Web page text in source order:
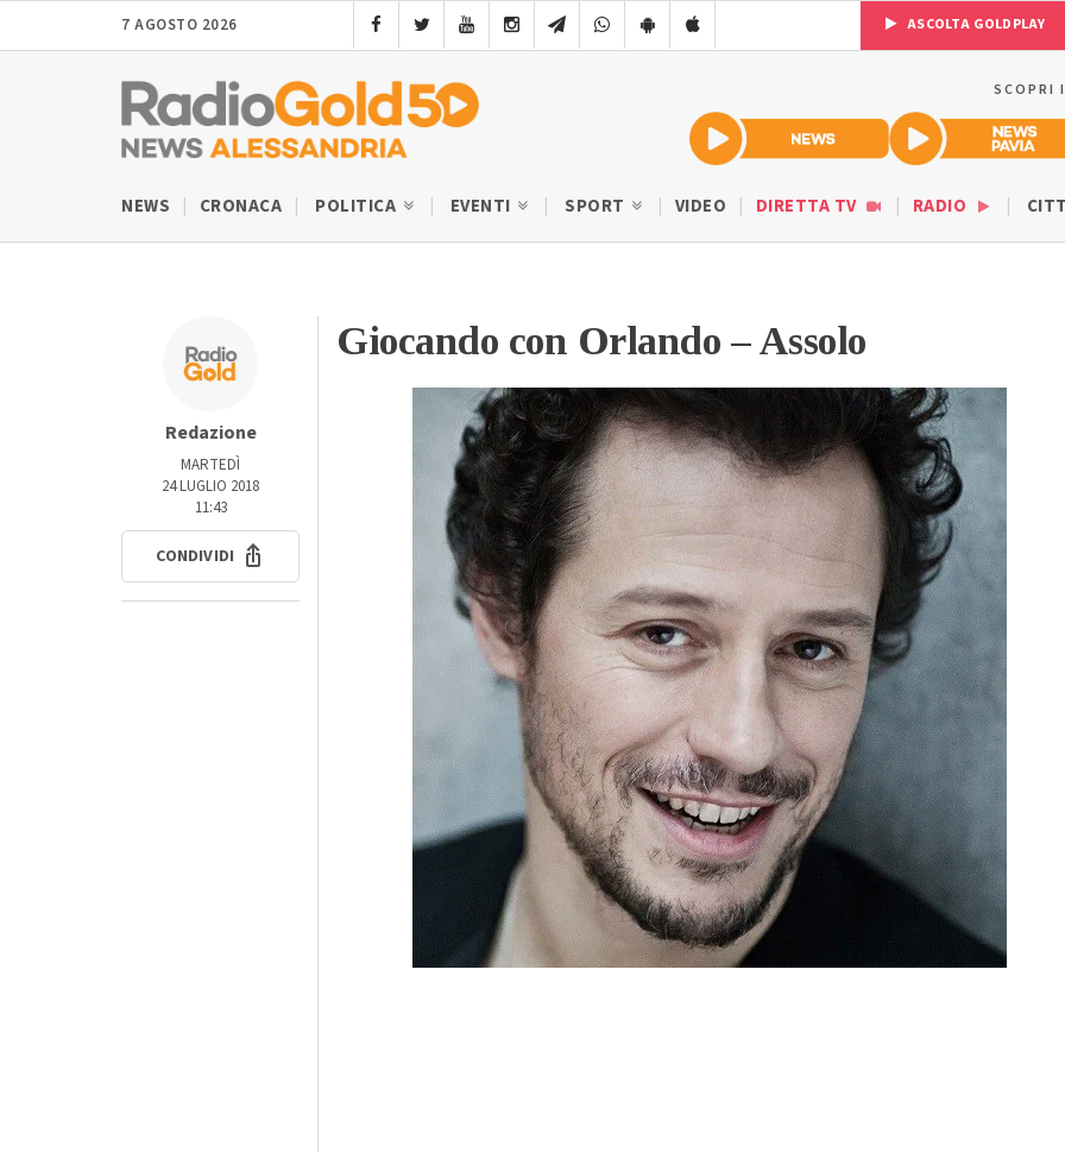
7 AGOSTO 2026 ASCOLTA GOLDPLAY
SCOPRI
NEWS CRONACA POLITICA EVENTI SPORT VIDEO DIRETTA TV RADIO
Redazione
MARTEDÌ
24 LUGLIO 2018
11:43
CONDIVIDI
Giocando con Orlando – Assolo